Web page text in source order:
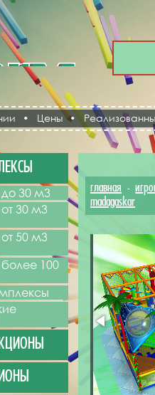
• Цены•
30 м3
30 м3
50 м3
100
главная -
madagaskar